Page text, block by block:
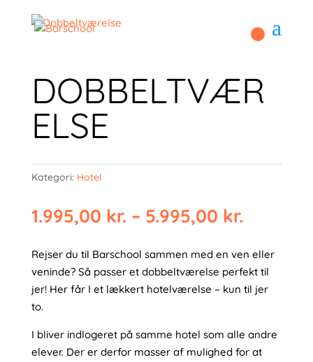
DOBBELTVÆR
ELSE
Kategori: Hotel
1.995,00 kr. – 5.995,00 kr.
til
Rejser du til Barschool sammen med en ven eller
veninde? Så passer et dobbeltværelse perfekt til
jer! Her får I et lækkert hotelværelse – kun til jer
to.
I bliver indlogeret på samme hotel som alle andre
elever. Der er derfor masser af mulighed for at